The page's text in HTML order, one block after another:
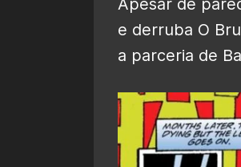
Apesar de
e derruba O
a parceria de